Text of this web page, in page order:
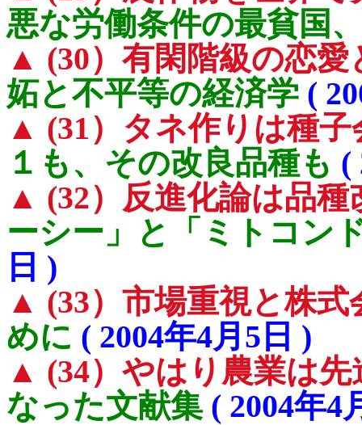
悪な労働条件の最貧
▲ (30）有閑階級の恋愛
妬と不平等の経済学 (
▲ (31）タネ作りは種
１も、その改良品種も (
▲ (32）反進化論は品
ーシー」と「ミトコン
日 )
▲ (33）市場重視と株式
めに ( 2004年4月5日 )
▲ (34）やはり農業は
なった文献集 ( 2004年4